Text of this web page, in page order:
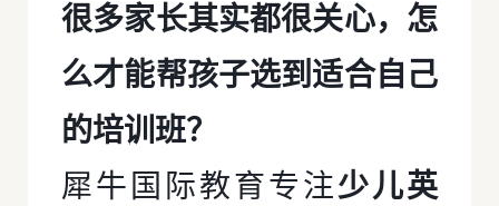
很多家长其实都很关心，怎
么才能帮孩子选到适合自己
的培训班？
犀牛国际教育专注少儿英